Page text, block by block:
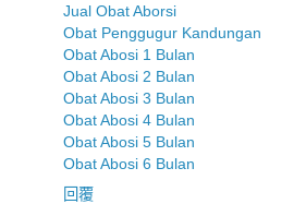
Jual Obat Aborsi
Obat Penggugur Kandungan
Obat Abosi 1 Bulan
Obat Abosi 2 Bulan
Obat Abosi 3 Bulan
Obat Abosi 4 Bulan
Obat Abosi 5 Bulan
Obat Abosi 6 Bulan
回覆